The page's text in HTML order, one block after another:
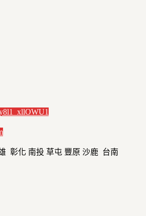
彰化 南投 草屯 豐原 沙鹿 台南